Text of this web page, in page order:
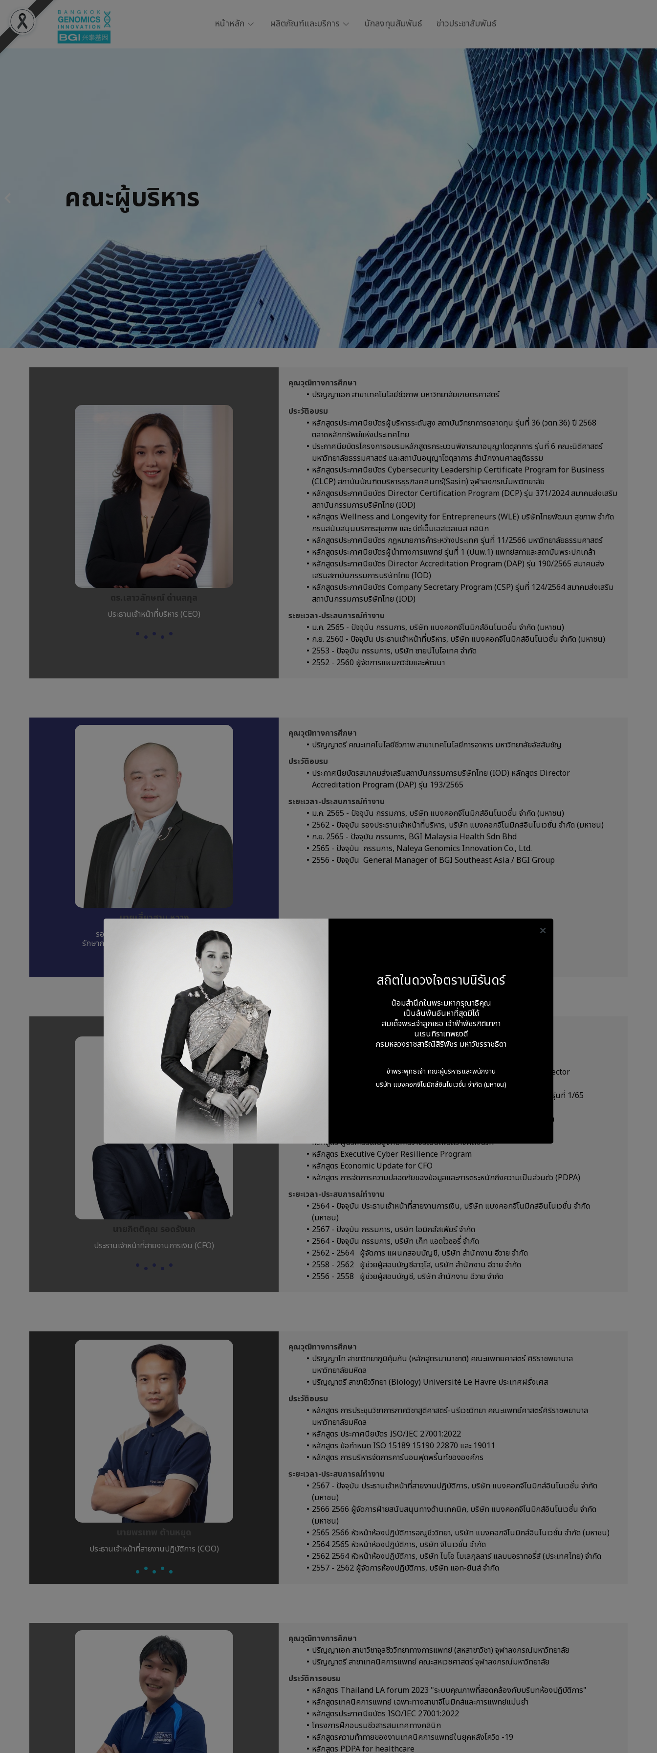
หน้าหลัก ผลิตภัณฑ์และบริการ นักลงทุนสัมพันธ์ ข่าวประชาสัมพันธ์
คณะผู้บริหาร
ประธานเจ้าหน้าที่บริหาร (CEO)
คุณวุฒิทางการศึกษา
ปริญญาเอก สาขาเทคโนโลยีชีวภาพ มหาวิทยาลัยเกษตรศาสตร์
ประวัติอบรม
หลักสูตรประกาศนียบัตรผู้บริหารระดับสูง สถาบันวิทยาการตลาดทุน รุ่นที่ 36 (วตท.36) ปี 2568
ตลาดหลักทรัพย์แห่งประเทศไทย
ประกาศนียบัตรโครงการอบรมหลักสูตรกระบวนพิจารณาอนุญาโตตุลาการ รุ่นที่ 6 คณะนิติศาสตร์
มหาวิทยาลัยธรรมศาสตร์ และสถาบันอนุญาโตตุลาการ สำนักงานศาลยุติธรรม
หลักสูตรประกาศนียบัตร Cybersecurity Leadership Certificate Program for Business
(CLCP) สถาบันบัณฑิตบริหารธุรกิจศศินทร์(Sasin) จุฬาลงกรณ์มหาวิทยาลัย
หลักสูตรประกาศนียบัตร Director Certification Program (DCP) รุ่น 371/2024 สมาคมส่งเสริม
สถาบันกรรมการบริษัทไทย (IOD)
หลักสูตร Wellness and Longevity for Entrepreneurs (WLE) บริษัทไทยพัฒนา สุขภาพ จำกัด
กรมสนับสนุนบริการสุขภาพ และ บีดีเอ็มเอสเวลเนส คลินิก
หลักสูตรประกาศนียบัตร กฎหมายการค้าระหว่างประเทศ รุ่นที่ 11/2566 มหาวิทยาลัยธรรมศาสตร์
หลักสูตรประกาศนียบัตรผู้นำทางการแพทย์ รุ่นที่ 1 (ปนพ.1) แพทย์สภาและสถาบันพระปกเกล้า
หลักสูตรประกาศนียบัตร Director Accreditation Program (DAP) รุ่น 190/2565 สมาคมส่ง
เสริมสถาบันกรรมการบริษัทไทย (IOD)
หลักสูตรประกาศนียบัตร Company Secretary Program (CSP) รุ่นที่ 124/2564 สมาคมส่งเสริม
สถาบันกรรมการบริษัทไทย (IOD)
ระยะเวลา-ประสบการณ์ทำงาน
ม.ค. 2565 - ปัจจุบัน กรรมการ, บริษัท แบงคอกจีโนมิกส์อินโนเวชั่น จำกัด (มหาชน)
ก.ย. 2560 - ปัจจุบัน ประธานเจ้าหน้าที่บริหาร, บริษัท แบงคอกจีโนมิกส์อินโนเวชั่น จำกัด (มหาชน)
2553 - ปัจจุบัน กรรมการ, บริษัท ซายน์ไบโอเทค จำกัด
2552 - 2560 ผู้จัดการแผนกวิจัยและพัฒนา
นายเสี่ยวฮาน หวาง
รองประธานเจ้าหน้าที่บริหาร (DCEO) /
รักษาการประธานเจ้าหน้าที่สายงานธุรกิจ (CBO)
คุณวุฒิทางการศึกษา
ปริญญาตรี คณะเทคโนโลยีชีวภาพ สาขาเทคโนโลยีการอาหาร มหาวิทยาลัยอัสสัมชัญ
ประวัติอบรม
ประกาศนียบัตรสมาคมส่งเสริมสถาบันกรรมการบริษัทไทย (IOD) หลักสูตร Director
Accreditation Program (DAP) รุ่น 193/2565
ระยะเวลา-ประสบการณ์ทำงาน
ม.ค. 2565 - ปัจจุบัน กรรมการ, บริษัท แบงคอกจีโนมิกส์อินโนเวชั่น จำกัด (มหาชน)
2562 - ปัจจุบัน รองประธานเจ้าหน้าที่บริหาร, บริษัท แบงคอกจีโนมิกส์อินโนเวชั่น จำกัด (มหาชน)
ก.ย. 2565 - ปัจจุบัน กรรมการ, BGI Malaysia Health Sdn Bhd
2565 - ปัจจุบัน กรรมการ, Naleya Genomics Innovation Co., Ltd.
2556 - ปัจจุบัน General Manager of BGI Southeast Asia / BGI Group
ประธานเจ้าหน้าที่สายงานการเงิน (CFO)
ปริญญาตรี คณะพาณิชยศาสตร์และการบัญชี มหาวิทยาลัยธรรมศาสตร์
ประกาศนียบัตรสมาคมส่งเสริมสถาบันกรรมการบริษัทไทย (IOD) หลักสูตร Director
Accreditation Program (DAP) รุ่น 190/2565
หลักสูตร รู้มาตรฐานการรายงานทางการเงินก่อนจดทะเบียนเข้าตลาดหลักทรัพย์ รุ่นที่ 1/65
หลักสูตร TFRS 15 และ TFRS 16 ประเด็นทางบัญชีและสอบบัญชีที่ต้องพิจารณา
หลักสูตร ผู้บริหารระดับสูงกับการวางระบบเพื่อสร้างพลังบวก
หลักสูตร Executive Cyber Resilience Program
หลักสูตร Economic Update for CFO
หลักสูตร การจัดการความปลอดภัยของข้อมูลและการตระหนักถึงความเป็นส่วนตัว (PDPA)
ระยะเวลา-ประสบการณ์ทำงาน
2564 - ปัจจุบัน ประธานเจ้าหน้าที่สายงานการเงิน, บริษัท แบงคอกจีโนมิกส์อินโนเวชั่น จำกัด
(มหาชน)
2567 - ปัจจุบัน กรรมการ, บริษัท โอมิกส์สเฟียร์ จำกัด
2564 - ปัจจุบัน กรรมการ, บริษัท เก็ท แอดไวซอรี่ จำกัด
2562 - 2564 ผู้จัดการ แผนกสอบบัญชี, บริษัท สำนักงาน อีวาย จำกัด
2558 - 2562 ผู้ช่วยผู้สอบบัญชีอาวุโส, บริษัท สำนักงาน อีวาย จำกัด
2556 - 2558 ผู้ช่วยผู้สอบบัญชี, บริษัท สำนักงาน อีวาย จำกัด
ประธานเจ้าหน้าที่สายงานปฏิบัติการ (COO)
คุณวุฒิทางการศึกษา
ปริญญาโท สาขาวิทยาภูมิคุ้มกัน (หลักสูตรนานาชาติ) คณะแพทยศาสตร์ ศิริราชพยาบาล
มหาวิทยาลัยมหิดล
ปริญญาตรี สาขาชีววิทยา (Biology) Université Le Havre ประเทศฝรั่งเศส
ประวัติอบรม
หลักสูตร การประชุมวิชาการภาควิชาสูติศาสตร์-นรีเวชวิทยา คณะแพทย์ศาสตร์ศิริราชพยาบาล
มหาวิทยาลัยมหิดล
หลักสูตร ประกาศนียบัตร ISO/IEC 27001:2022
หลักสูตร ข้อกำหนด ISO 15189 15190 22870 และ 19011
หลักสูตร การบริหารจัดการคาร์บอนฟุตพริ้นท์ขององค์กร
ระยะเวลา-ประสบการณ์ทำงาน
2567 - ปัจจุบัน ประธานเจ้าหน้าที่สายงานปฏิบัติการ, บริษัท แบงคอกจีโนมิกส์อินโนเวชั่น จำกัด
(มหาชน)
2566 2566 ผู้จัดการฝ่ายสนับสนุนทางด้านเทคนิค, บริษัท แบงคอกจีโนมิกส์อินโนเวชั่น จำกัด
(มหาชน)
2565 2566 หัวหน้าห้องปฏิบัติการอณูชีววิทยา, บริษัท แบงคอกจีโนมิกส์อินโนเวชั่น จำกัด (มหาชน)
2564 2565 หัวหน้าห้องปฏิบัติการ, บริษัท จีโนเวชั่น จำกัด
2562 2564 หัวหน้าห้องปฏิบัติการ, บริษัท ไบโอ โมเลกุลลาร์ แลบบอราทอรี่ส์ (ประเทศไทย) จำกัด
2557 - 2562 ผู้จัดการห้องปฏิบัติการ, บริษัท แอท-ยีนส์ จำกัด
คุณวุฒิทางการศึกษา
ปริญญาเอก สาขาวิชาจุลชีววิทยาทางการแพทย์ (สหสาขาวิชา) จุฬาลงกรณ์มหาวิทยาลัย
ปริญญาตรี สาขาเทคนิคการแพทย์ คณะสหเวชศาสตร์ จุฬาลงกรณ์มหาวิทยาลัย
ประวัติการอบรม
หลักสูตร Thailand LA forum 2023 "ระบบคุณภาพที่สอดคล้องกับบริบทห้องปฎิบัติการ"
หลักสูตรเทคนิคการแพทย์ เฉพาะทางสาขาจีโนมิกส์และการแพทย์แม่นยำ
หลักสูตรประกาศนียบัตร ISO/IEC 27001:2022
โครงการฝึกอบรมชีวสารสนเทศทางคลินิก
หลักสูตรความท้าทายของงานเทคนิคการแพทย์ในยุคหลังโควิด -19
หลักสูตร PDPA for healthcare
สถิตในดวงใจตราบนิรันดร์
น้อมสำนึกในพระมหากรุณาธิคุณ
เป็นล้นพ้นอันหาที่สุดมิได้
สมเด็จพระเจ้าลูกเธอ เจ้าฟ้าพัชรกิติยาภา
นเรนทิราเทพยวดี
กรมหลวงราชสาริณีสิริพัชร มหาวัชรราชธิดา
ข้าพระพุทธเจ้า คณะผู้บริหารและพนักงาน
บริษัท แบงคอกจีโนมิกส์อินโนเวชั่น จำกัด (มหาชน)